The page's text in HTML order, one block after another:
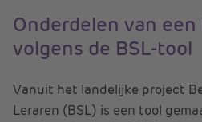
Onderdelen van
volgens de BSL-tool
Vanuit het landelijke project
Leraren (BSL) is een tool